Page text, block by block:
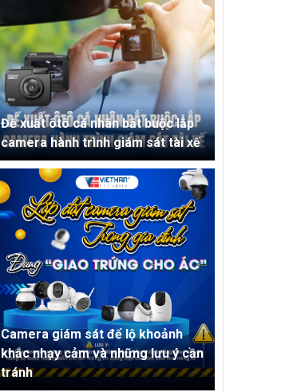
Đề xuất ôtô cá nhân bắt buộc lắp
camera hành trình giám sát tài xế
Camera giám sát để lộ khoảnh
khắc nhạy cảm và những lưu ý cần
tránh